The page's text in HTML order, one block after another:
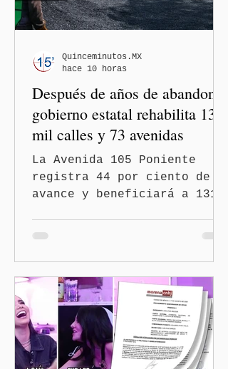
Después de años de abandono,
gobierno estatal rehabilita 13
mil calles y 73 avenidas
La Avenida 105 Poniente
registra 44 por ciento de
avance y beneficiará a 131
73 avenidas durante 2026,
el gobernador Alejandro
Armenta Mier supervisó la
rehabilitación de la
Avenida 105 Poniente, obra
que registra 44 por ciento
de avance y forma parte del
Quinceminutos.MX
hace 10 horas